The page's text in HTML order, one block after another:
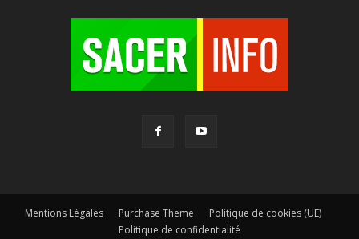
Mentions Légales Purchase Theme
Politique de cookies (UE)
Politique de confidentialité